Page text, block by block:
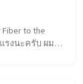
Fiber to the
รงนะครับ ผม